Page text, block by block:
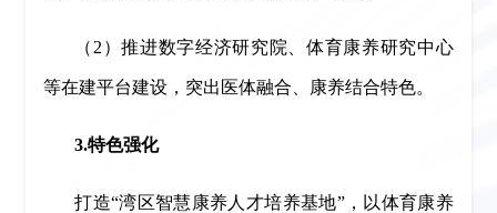
（2）推进数字经济研究院、体育康养研究中心
等在建平台建设，突出医体融合、康养结合特色。
3.特色强化
打造“湾区智慧康养人才培养基地”，以体育康养